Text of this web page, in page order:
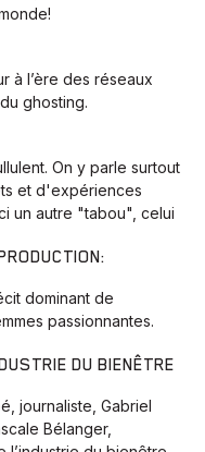
à l’ère des réseaux
ghosting.
On y parle surtout
et d'expériences
un autre "tabou", celui
dominant de
passionnantes.
DU BIENÊTRE
journaliste, Gabriel
Bélanger,